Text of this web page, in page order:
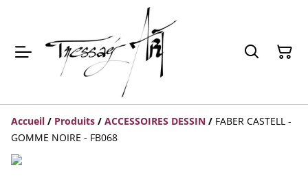
Accueil / Produits / ACCESSOIRES DESSIN / FABER CASTELL -
GOMME NOIRE - FB068